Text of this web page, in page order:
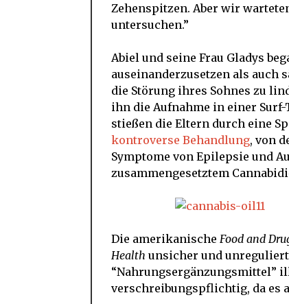
Zehenspitzen. Aber wir
untersuchen.”
Abiel und seine Frau Gladys
auseinanderzusetzen als auch
die Störung ihres Sohnes zu
ihn die Aufnahme in einer Surf-
stießen die Eltern durch eine
kontroverse Behandlung, von
Symptome von Epilepsie und
zusammengesetztem
Die amerikanische Food and
Health unsicher und
“Nahrungsergänzungsmittel”
verschreibungspflichtig, da es